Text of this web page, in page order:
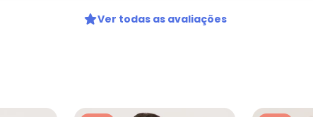
Ver todas as avaliações